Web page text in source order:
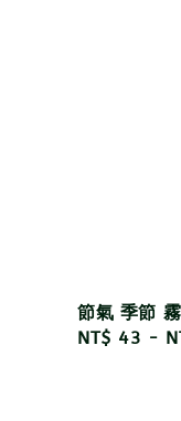
節氣 季節
Regular
NT$ 43 -